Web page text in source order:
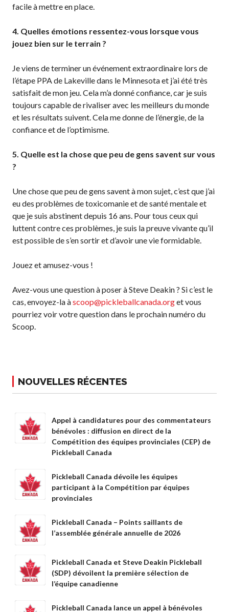
Calendrier des
Guide du directeur de
tournoi
homologuées
Pickleball Brackets –
Fournisseur de
Auto-évaluation des
niveaux de
Informations sur le
d’arbitrage
Avantages pour les
membres
Adhésion –
Renouvèlement
Recherche de
membres
Programme
d’assurance de
Questions
fréquentes
concernant
l’assurance
Qui est assuré ?
Qu’est-ce qui est
couvert ?
Résumé de la
couverture
matière d’assurance
facile à mettre en place.
4. Quelles émotions ressentez-vous lorsque vous
jouez bien sur le terrain ?
Je viens de terminer un événement extraordinaire lors de
l’étape PPA de Lakeville dans le Minnesota et j’ai été très
satisfait de mon jeu. Cela m’a donné confiance, car je suis
toujours capable de rivaliser avec les meilleurs du monde
et les résultats suivent. Cela me donne de l’énergie, de la
confiance et de l’optimisme.
5. Quelle est la chose que peu de gens savent sur vous
?
Une chose que peu de gens savent à mon sujet, c’est que j’ai
eu des problèmes de toxicomanie et de santé mentale et
que je suis abstinent depuis 16 ans. Pour tous ceux qui
luttent contre ces problèmes, je suis la preuve vivante qu’il
est possible de s’en sortir et d’avoir une vie formidable.
Jouez et amusez-vous !
Avez-vous une question à poser à Steve Deakin ? Si c’est le
cas, envoyez-la àscoop@pickleballcanada.orget vous
pourriez voir votre question dans le prochain numéro du
Scoop.
NOUVELLES RÉCENTES
Appel à candidatures pour des commentateurs
bénévoles : diffusion en direct de la
Compétition des équipes provinciales (CEP) de
Pickleball Canada
Pickleball Canada dévoile les équipes
participant à la Compétition par équipes
provinciales
Pickleball Canada – Points saillants de
l’assemblée générale annuelle de 2026
Pickleball Canada et Steve Deakin Pickleball
(SDP) dévoilent la première sélection de
l’équipe canadienne
Pickleball Canada lance un appel à bénévoles